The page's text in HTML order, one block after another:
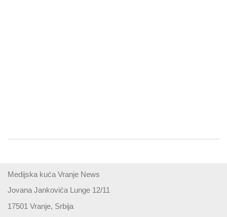
Medijska kuća Vranje News
Jovana Jankovića Lunge 12/11
17501 Vranje, Srbija